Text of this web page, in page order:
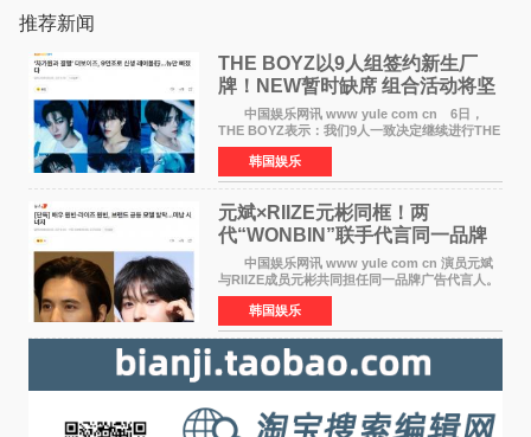
推荐新闻
THE BOYZ以9人组签约新生厂
牌！NEW暂时缺席 组合活动将坚
定不移继续
中国娱乐网讯 www yule com cn 6日，
THE BOYZ表示：我们9人一致决定继续进行THE
BOYZ组合活动，并且已经完成了组合团体活动
签约。目前正在新生厂牌下进行活动准备。尚未
离开THE BOYZ原所
韩国娱乐
元斌×RIIZE元彬同框！两
代“WONBIN”联手代言同一品牌
颜值天花板合体
中国娱乐网讯 www yule com cn 演员元斌
与RIIZE成员元彬共同担任同一品牌广告代言人。
6日据独家报道，继演员元斌之后，RIIZE元彬最
近也被选为某在线中介平台A公司的共同广告代言
人，两人将作
韩国娱乐